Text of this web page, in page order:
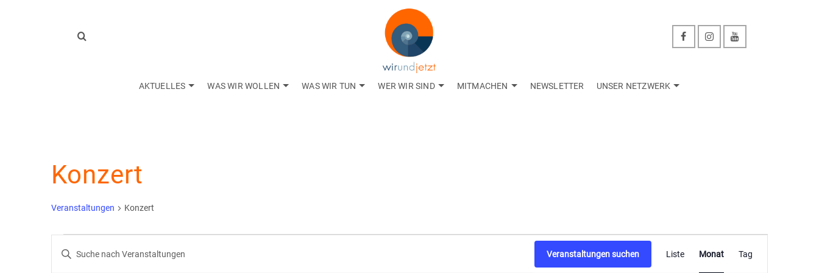
AKTUELLES WAS WIR WOLLEN WAS WIR TUN WER WIR SIND MITMACHEN NEWSLETTER UNSER NETZWERK
Konzert
Veranstaltungen Konzert
Veranstaltungen
Veranstaltungen
Bitte
Veranstaltungen suchen Liste Monat Tag